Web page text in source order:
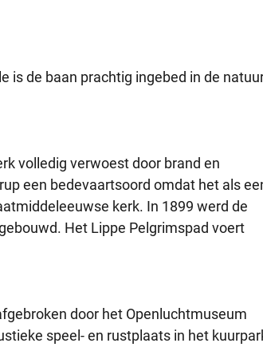
is de baan prachtig ingebed in de
volledig verwoest door brand en
een bedevaartsoord omdat het als
kerk. In 1899 werd de
Het Lippe Pelgrimspad voert
door het Openluchtmuseum
speel- en rustplaats in het